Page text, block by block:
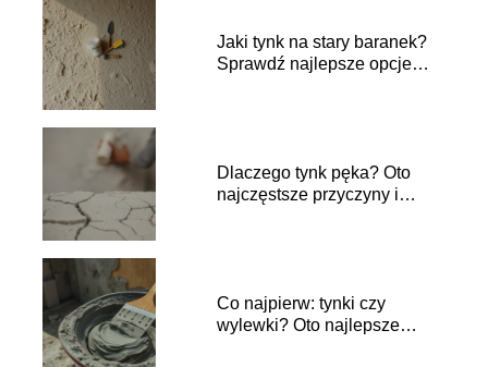
Jaki tynk na stary baranek?
Sprawdź najlepsze opcje
Dlaczego tynk pęka? Oto
najczęstsze przyczyny i
Co najpierw: tynki czy
wylewki? Oto najlepsze